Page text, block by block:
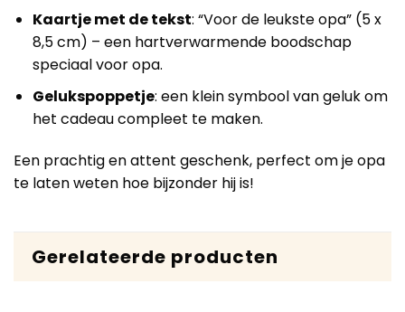
Kaartje met de tekst: “Voor de leukste opa” (5 x
8,5 cm) – een hartverwarmende boodschap
speciaal voor opa.
Gelukspoppetje: een klein symbool van geluk om
het cadeau compleet te maken.
Een prachtig en attent geschenk, perfect om je opa
te laten weten hoe bijzonder hij is!
Gerelateerde producten